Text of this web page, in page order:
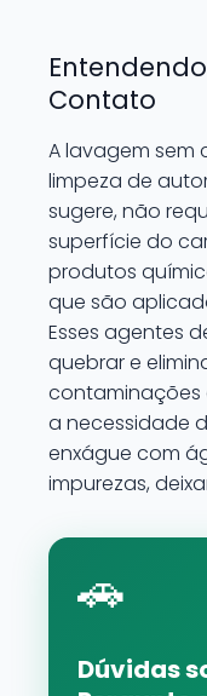
Contato
A lavagem
limpeza de
sugere, não
superfície do
produtos
que são
Esses agentes
quebrar e
contaminações
a necessidade
enxágue com
impurezas,
🚗
Dúvidas